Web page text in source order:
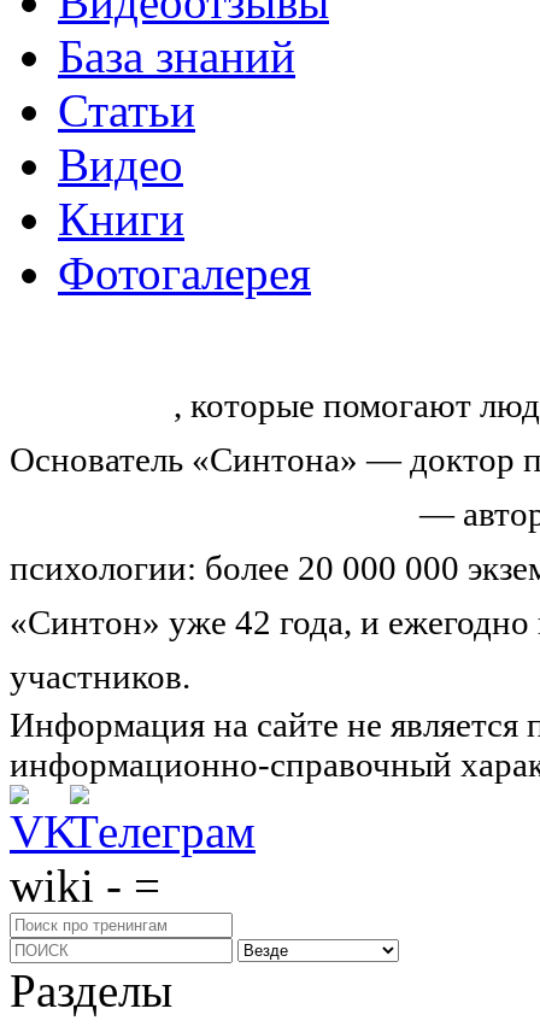
База знаний
Статьи
Видео
Книги
Фотогалерея
, которые помогают
Основатель «Синтона» — доктор
—
психологии: более 20 000 000
«Синтон» уже 42 года, и
участников.
Информация на сайте не
информационно-справочный
wiki - =
Разделы